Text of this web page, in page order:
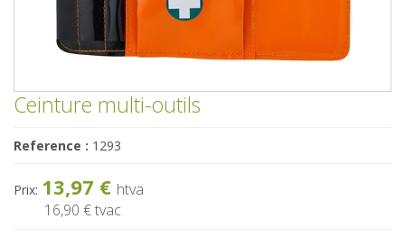
Ceinture multi-outils
Reference : 1293
Prix: 13,97 € htva
16,90 €tvac